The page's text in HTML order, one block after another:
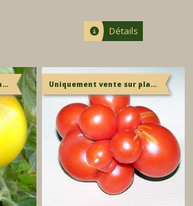
Détails
Uniquement vente sur place Uniquement vente sur place